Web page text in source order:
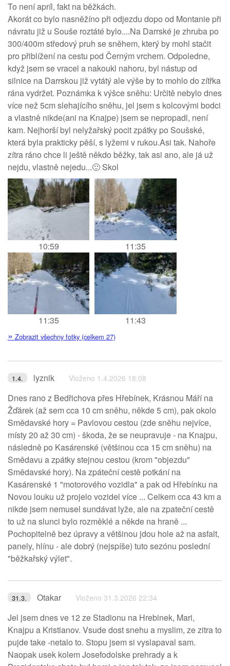
To není apríl, fakt na běžkách.
Akorát co bylo nasněžíno při odjezdu dopo od Montanie při
návratu již u Souše roztáté bylo....Na Darrské je zhruba po
300/400m středový pruh se sněhem, který by mohl stačit
pro přiblížení na cestu pod Černým vrchem. Odpoledne,
když jsem se vracel a nakoukl nahoru, byl nástup od
silnice na Darrskou již vytátý ale výše by to mohlo do zítřka
rána vydržet. Poznámka k výšce sněhu: Určitě nebylo dnes
více než 5cm slehajícího sněhu, jel jsem s kolcovými bodci
a vlastně nikde(ani na Knajpe) jsem se nepropadl, není
kam. Nejhorší byl nelyžařský pocit zpátky po Soušské,
která byla prakticky pěší, s lyžemi v rukou.Asi tak. Nahoře
zítra ráno chce li ještě někdo běžky, tak asi ano, ale já už
nejdu, vlastně nejedu...🙂 Skol
10:59 11:35
11:35 11:43
» Zobrazit všechny fotky (celkem 27)
1.4. lyznik Vloženo 1.4.2026 18:08
Dnes rano z Bedřichova přes Hřebínek, Krásnou Máří na
Žďárek (až sem cca 10 cm sněhu, někde 5 cm), pak okolo
Smědavské hory = Pavlovou cestou (zde sněhu nejvíce,
místy 20 až 30 cm) - škoda, že se neupravuje - na Knajpu,
následně po Kasárenské (většinou cca 15 cm sněhu) na
Smědavu a zpátky stejnou cestou (krom "objezdu"
Smědavské hory). Na zpáteční cestě potkání na
Kasárenské 1 "motorového vozidla" a pak od Hřebínku na
Novou louku už projelo vozidel více ... Celkem cca 43 km a
nikde jsem nemusel sundávat lyže, ale na zpateční cestě
to už na slunci bylo rozměklé a někde na hraně ...
Pochopitelně bez úpravy a většinou jdou hole až na asfalt,
panely, hlínu - ale dobrý (nejspíše) tuto sezónu poslední
"běžkařský výlet".
31.3. Otakar Vloženo 31.3.2026 22:34
Jel jsem dnes ve 12 ze Stadionu na Hrebinek, Mari,
Knajpu a Kristianov. Vsude dost snehu a myslim, ze zitra to
pujde take -netalo to. Stopu jsem si vyslapaval sam.
Naopak usek kolem Josefodolske prehrady a k